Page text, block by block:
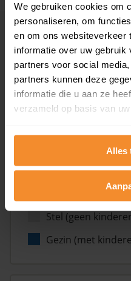
We gebruiken cookies om
personaliseren, om
en om ons websiteverkeer
informatie over uw gebruik
partners voor social
partners kunnen deze
informatie die u aan ze
verzameld op basis van
Alles
Inwoners
Type
Eénpersoons
Stel (geen
Gezin (met